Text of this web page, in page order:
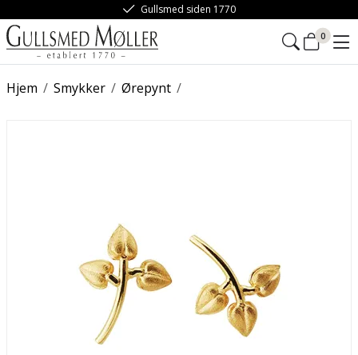
Gullsmed siden 1770
0
/
Hjem /
Smykker /
Ørepynt